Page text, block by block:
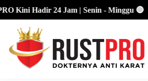
Kini Hadir 24 Jam | Senin - Minggu 🔴